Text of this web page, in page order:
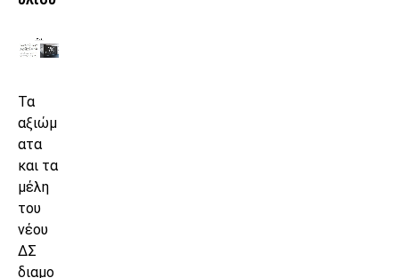
Τα
αξιώμ
ατα
και τα
μέλη
του
νέου
ΔΣ
διαμο